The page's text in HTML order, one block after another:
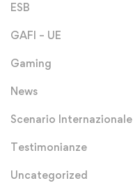
ESB
GAFI – UE
Gaming
News
Scenario Internazionale
Testimonianze
Uncategorized